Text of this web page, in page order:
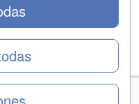
Web, S.L. - Calle
Tel: 91 533 70 78